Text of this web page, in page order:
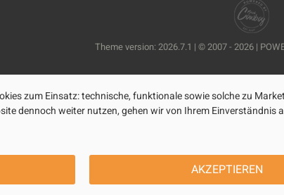
Theme version: 2026.7.1 | © 2007 - 2026 |
zum Einsatz: technische, funktionale sowie solche zu
dennoch weiter nutzen, gehen wir von Ihrem
AKZEPTIEREN